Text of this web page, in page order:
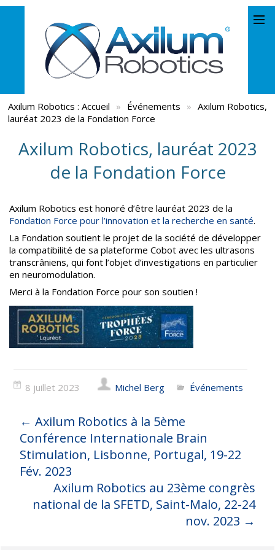
Axilum Robotics :Accueil » Événements » Axilum Robotics,
lauréat 2023 de la Fondation Force
Axilum Robotics, lauréat 2023
de la Fondation Force
Axilum Robotics est honoré d’être lauréat 2023 de la
Fondation Force pour l’innovation et la recherche en santé.
La Fondation soutient le projet de la société de développer
la compatibilité de sa plateforme Cobot avec les ultrasons
transcrâniens, qui font l’objet d’investigations en particulier
en neuromodulation.
Merci à la Fondation Force pour son soutien !
8 juillet 2023 Michel Berg Événements
← Axilum Robotics à la 5ème
Conférence Internationale Brain
Stimulation, Lisbonne, Portugal, 19-22
Fév. 2023
Axilum Robotics au 23ème congrès
national de la SFETD, Saint-Malo, 22-24
nov. 2023 →